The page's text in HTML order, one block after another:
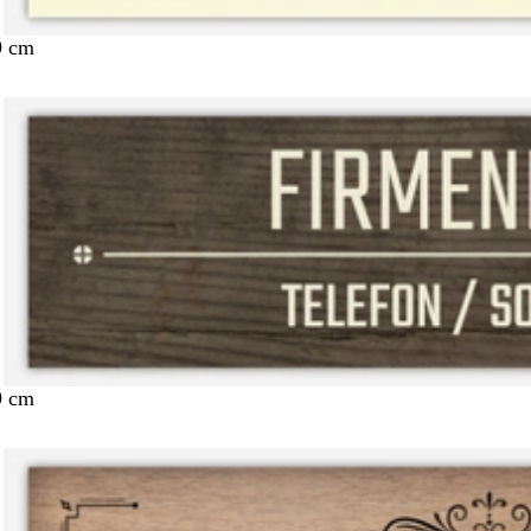
cm
cm